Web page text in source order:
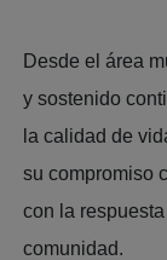
Desde el área
y sostenido
la calidad de
su compromiso
con la
comunidad.